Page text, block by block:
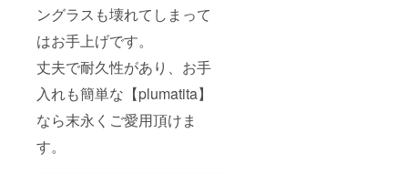
ングラスも壊れてしまって
はお手上げです。
丈夫で耐久性があり、お手
入れも簡単な【plumatita】
なら末永くご愛用頂けま
す。